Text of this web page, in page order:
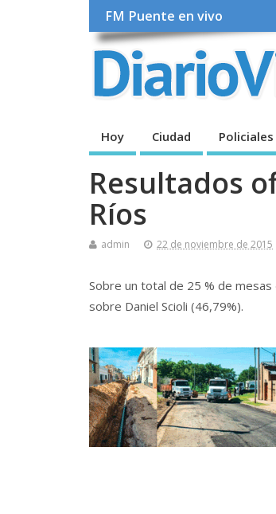
FM Puente en vivo
Hoy Ciudad Policiales
Resultados
Ríos
admin 22 de noviembre de 2015
Sobre un total de 25 % de
sobre Daniel Scioli (46,79%).